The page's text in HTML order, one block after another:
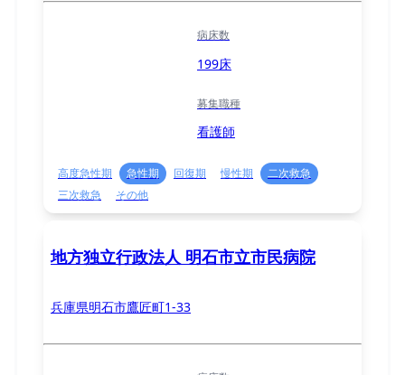
病床数
199床
募集職種
看護師
高度急性期 急性期 回復期 慢性期
二次救急
三次救急
その他
地方独立行政法人 明石市立市民病院
兵庫県明石市鷹匠町1-33